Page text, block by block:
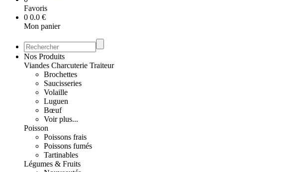
Favoris
0 0.0 €
Mon panier
Nos Produits
Viandes Charcuterie Traiteur
Brochettes
Saucisseries
Volaille
Luguen
Bœuf
Voir plus...
Poisson
Poissons frais
Poissons fumés
Tartinables
Légumes & Fruits